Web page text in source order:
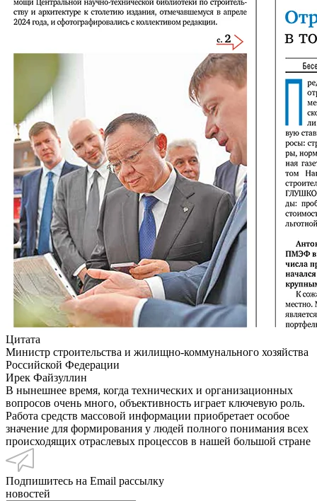
Цитата
Министр строительства и жилищно-коммунального хозяйства
Российской Федерации
Ирек Файзуллин
В нынешнее время, когда технических и организационных
вопросов очень много, объективность играет ключевую роль.
Работа средств массовой информации приобретает особое
значение для формирования у людей полного понимания всех
происходящих отраслевых процессов в нашей большой стране
Подпишитесь на Email рассылку
новостей